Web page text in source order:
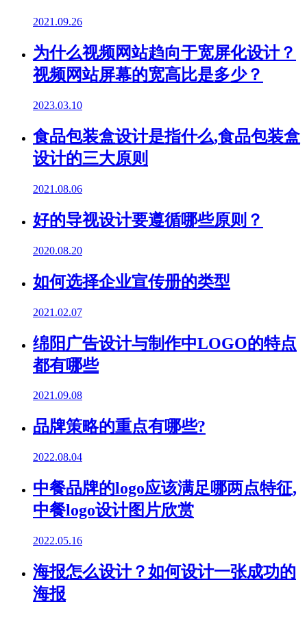
2021.09.26
为什么视频网站趋向于宽屏化设计？
视频网站屏幕的宽高比是多少？
2023.03.10
食品包装盒设计是指什么,食品包装盒
设计的三大原则
2021.08.06
好的导视设计要遵循哪些原则？
2020.08.20
如何选择企业宣传册的类型
2021.02.07
绵阳广告设计与制作中LOGO的特点
都有哪些
2021.09.08
品牌策略的重点有哪些?
2022.08.04
中餐品牌的logo应该满足哪两点特征,
中餐logo设计图片欣赏
2022.05.16
海报怎么设计？如何设计一张成功的
海报